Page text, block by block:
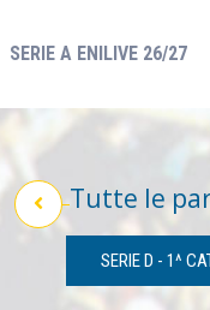
SERIE A ENILIVE 26/27
Tutte le
SERIE D - 1^